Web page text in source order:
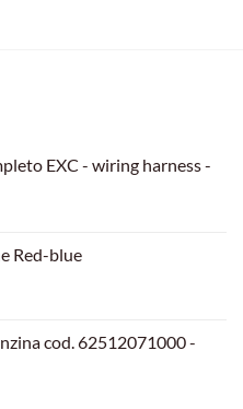
EXC - wiring harness -
Red-blue
cod. 62512071000 -